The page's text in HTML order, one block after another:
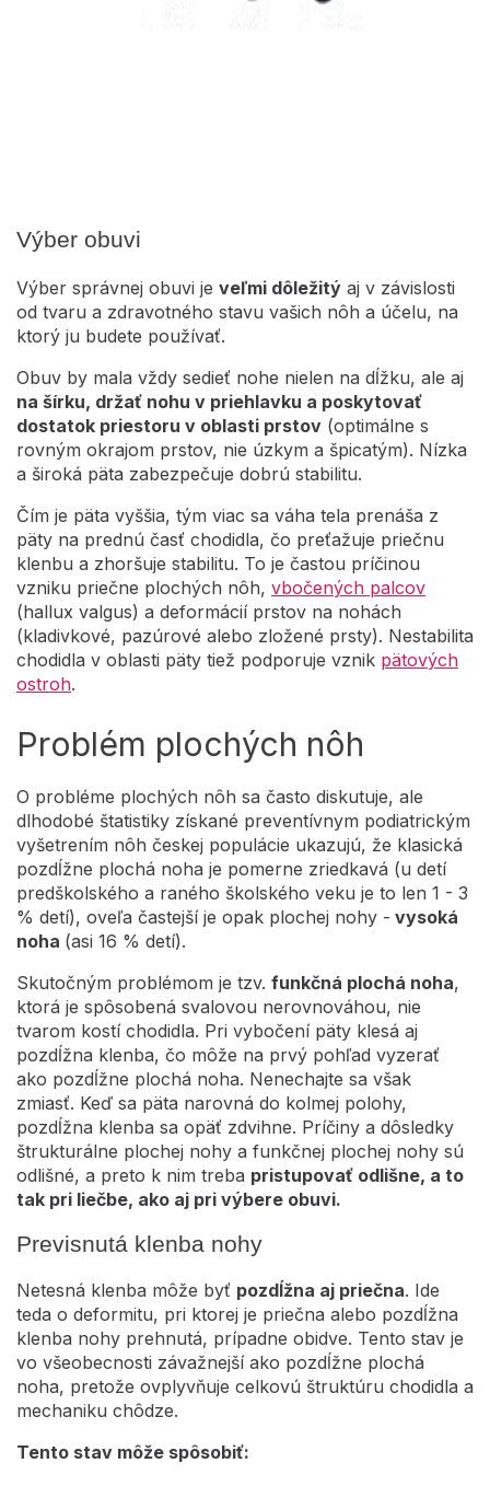
Výber obuvi
Výber správnej obuvi je veľmi dôležitý aj v závislosti
od tvaru a zdravotného stavu vašich nôh a účelu, na
ktorý ju budete používať.
Obuv by mala vždy sedieť nohe nielen na dĺžku, ale aj
na šírku, držať nohu v priehlavku a poskytovať
dostatok priestoru v oblasti prstov (optimálne s
rovným okrajom prstov, nie úzkym a špicatým). Nízka
a široká päta zabezpečuje dobrú stabilitu.
Čím je päta vyššia, tým viac sa váha tela prenáša z
päty na prednú časť chodidla, čo preťažuje priečnu
klenbu a zhoršuje stabilitu. To je častou príčinou
vzniku priečne plochých nôh, vbočených palcov
(hallux valgus) a deformácií prstov na nohách
(kladivkové, pazúrové alebo zložené prsty). Nestabilita
chodidla v oblasti päty tiež podporuje vznik pätových
ostroh.
Problém plochých nôh
O probléme plochých nôh sa často diskutuje, ale
dlhodobé štatistiky získané preventívnym podiatrickým
vyšetrením nôh českej populácie ukazujú, že klasická
pozdĺžne plochá noha je pomerne zriedkavá (u detí
predškolského a raného školského veku je to len 1 - 3
% detí), oveľa častejší je opak plochej nohy - vysoká
noha (asi 16 % detí).
Skutočným problémom je tzv. funkčná plochá noha,
ktorá je spôsobená svalovou nerovnováhou, nie
tvarom kostí chodidla. Pri vybočení päty klesá aj
pozdĺžna klenba, čo môže na prvý pohľad vyzerať
ako pozdĺžne plochá noha. Nenechajte sa však
zmiasť. Keď sa päta narovná do kolmej polohy,
pozdĺžna klenba sa opäť zdvihne. Príčiny a dôsledky
štrukturálne plochej nohy a funkčnej plochej nohy sú
odlišné, a preto k nim treba pristupovať odlišne, a to
tak pri liečbe, ako aj pri výbere obuvi.
Previsnutá klenba nohy
Netesná klenba môže byť pozdĺžna aj priečna. Ide
teda o deformitu, pri ktorej je priečna alebo pozdĺžna
klenba nohy prehnutá, prípadne obidve. Tento stav je
vo všeobecnosti závažnejší ako pozdĺžne plochá
noha, pretože ovplyvňuje celkovú štruktúru chodidla a
mechaniku chôdze.
Tento stav môže spôsobiť: